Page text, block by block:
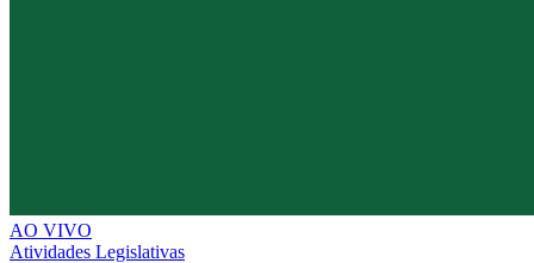
AO VIVO
Atividades Legislativas